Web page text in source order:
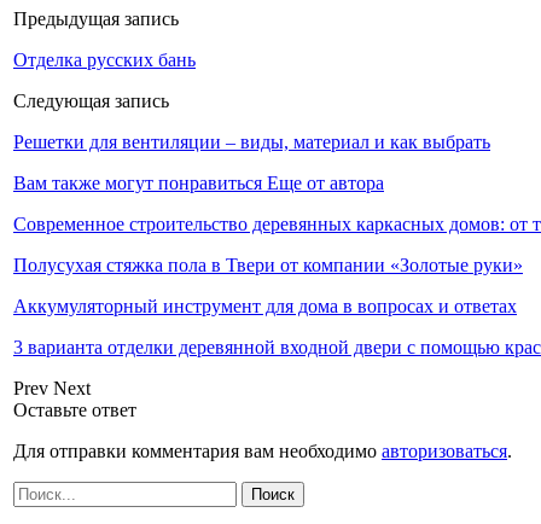
Предыдущая запись
Отделка русских бань
Следующая запись
Решетки для вентиляции – виды, материал и как выбрать
Вам также могут понравиться Еще от автора
Современное строительство деревянных каркасных домов:
Полусухая стяжка пола в Твери от компании «Золотые руки»
Аккумуляторный инструмент для дома в вопросах и ответах
3 варианта отделки деревянной входной двери с помощью
Prev Next
Оставьте ответ
Для отправки комментария вам необходимо авторизоваться.